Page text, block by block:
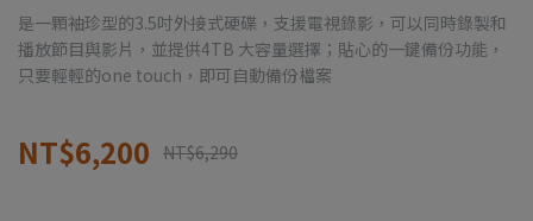
是一顆袖珍型的3.5吋外接式硬碟，支援電視錄影，可以同時錄製和
播放節目與影片，並提供4TB 大容量選擇；貼心的一鍵備份功能，
只要輕輕的one touch，即可自動備份檔案
NT$6,200 NT$6,290